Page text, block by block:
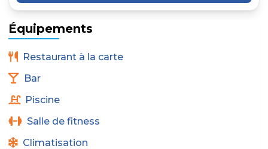
Équipements
Restaurant à la carte
Bar
Piscine
Salle de fitness
Climatisation